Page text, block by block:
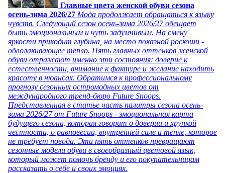
Главные цвета женской обуви сезона
осень-зима 2026/27 Мода продолжает обращаться к языку
чувств. Следующий сезон осень-зима 2026/27 обещает
быть эмоциональным и чуть задумчивым. На смену
яркости приходит глубина, на место показной роскоши -
обволакивающее тепло. Пять главных оттенков женской
обуви отражают именно эти состояния: доверие к
естественности, внимание к фактуре и желание находить
красоту в нюансах. Обратимся к профессиональному
прогнозу сезонных остромодных цветов от
международного тренд-бюро Future Snoops.
Представленная в статье часть палитры сезона осень-
зима 2026/27 от Future Snoops - эмоциональная карта
будущего сезона, которая говорит о доверии и хрупкой
честности, о равновесии, внутренней силе и тепле, которое
не требует повода. Эти пять оттенков превращают
сезонные модели обуви в своеобразный цветовой язык,
который может помочь бренду и его покупательницам
рассказать о себе и своих эмоциях.